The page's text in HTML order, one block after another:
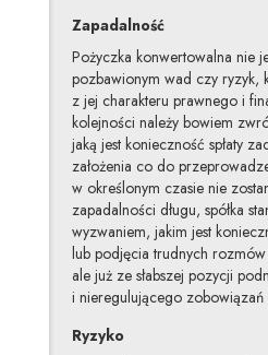
Zapadalność
Pożyczka konwertowalna nie
pozbawionym wad czy ryzyk,
z jej charakteru prawnego i
kolejności należy bowiem
jaką jest konieczność spłaty
założenia co do
w określonym czasie nie
zapadalności długu, spółka
wyzwaniem, jakim jest
lub podjęcia trudnych
ale już ze słabszej pozycji
i nieregulującego zobowiązań
Ryzyko